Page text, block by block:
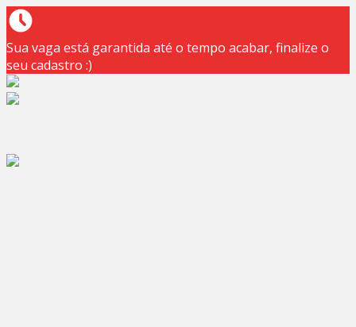
Sua vaga está garantida até o tempo acabar, finalize o
seu cadastro :)